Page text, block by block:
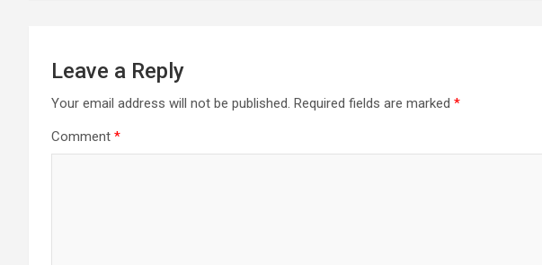
Leave a Reply
Your email address will not be published. Required fields are marked *
Comment *